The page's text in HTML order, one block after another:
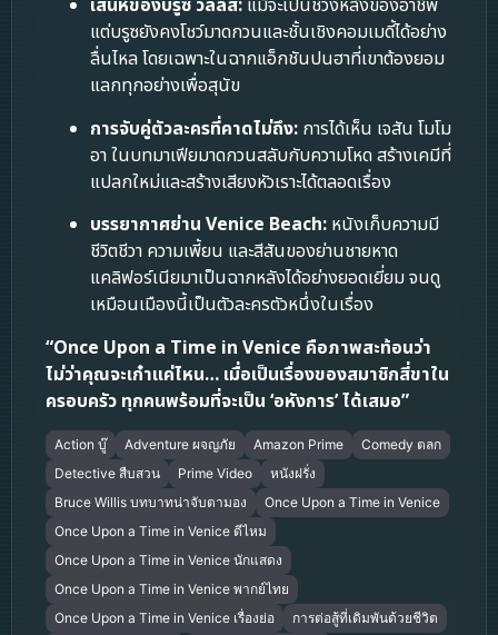
เสน่ห์ของบรูซ วิลลิส: แม้จะเป็นช่วงหลังของอาชีพ
แต่บรูซยังคงโชว์มาดกวนและชั้นเชิงคอมเมดี้ได้อย่าง
ลื่นไหล โดยเฉพาะในฉากแอ็กชันปนฮาที่เขาต้องยอม
แลกทุกอย่างเพื่อสุนัข
การจับคู่ตัวละครที่คาดไม่ถึง: การได้เห็น เจสัน โมโม
อา ในบทมาเฟียมาดกวนสลับกับความโหด สร้างเคมีที่
แปลกใหม่และสร้างเสียงหัวเราะได้ตลอดเรื่อง
บรรยากาศย่าน Venice Beach: หนังเก็บความมี
ชีวิตชีวา ความเพี้ยน และสีสันของย่านชายหาด
แคลิฟอร์เนียมาเป็นฉากหลังได้อย่างยอดเยี่ยม จนดู
เหมือนเมืองนี้เป็นตัวละครตัวหนึ่งในเรื่อง
“Once Upon a Time in Venice คือภาพสะท้อนว่า
ไม่ว่าคุณจะเก๋าแค่ไหน… เมื่อเป็นเรื่องของสมาชิกสี่ขาใน
ครอบครัว ทุกคนพร้อมที่จะเป็น ‘อหังการ’ ได้เสมอ”
Action บู๊ Adventure ผจญภัย Amazon Prime
Comedy ตลก
Detective สืบสวน
Prime Video
หนังฝรั่ง
Bruce Willis บทบาทน่าจับตามอง
Once Upon a Time in Venice
Once Upon a Time in Venice ดีไหม
Once Upon a Time in Venice นักแสดง
Once Upon a Time in Venice พากย์ไทย
Once Upon a Time in Venice เรื่องย่อ
การต่อสู้ที่เดิมพันด้วยชีวิต